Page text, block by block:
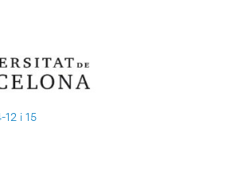
12 i 15